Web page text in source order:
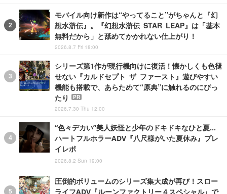
モバイル向け新作は“やってること”がちゃんと『幻
想水滸伝』。『幻想水滸伝 STAR LEAP』は「基本
無料だから」と舐めてかかれない仕上がり！
2026.8.7 Fri 18:00
シリーズ第1作が現行機向けに復活！懐かしくも色褪
せない『カルドセプト ザ ファースト』遊びやすい
機能も搭載で、あらためて“原典”に触れるのにぴっ
たり
PR
2026.7.30 Thu 12:00
“色々デカい”美人妖怪と少年のドキドキなひと夏…
ハートフルホラーADV『八尺様がいた夏休み』プレ
イレポ
2026.8.2 Sun 19:00
圧倒的ボリュームのシリーズ集大成が再び！スロー
ライフADV『ルーンファクトリー４スペシャル』で